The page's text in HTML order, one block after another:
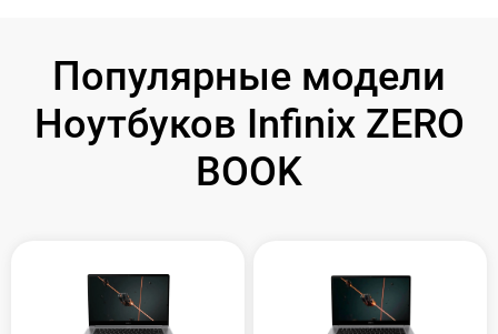
Популярные модели
Ноутбуков Infinix ZERO
BOOK